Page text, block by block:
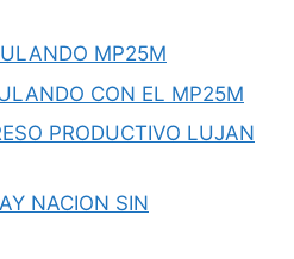
MP25M
CON EL MP25M
PRODUCTIVO LUJAN
NACION SIN